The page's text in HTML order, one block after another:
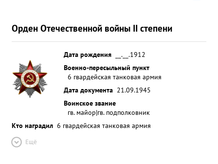
Орден Отечественной войны II степени
Дата рождения
__.__.1912
Военно-пересыльный пункт
6 гвардейская танковая армия
Дата документа 21.09.1945
Воинское звание
гв. майор|гв. подполковник
Кто наградил 6 гвардейская танковая армия
Ещё